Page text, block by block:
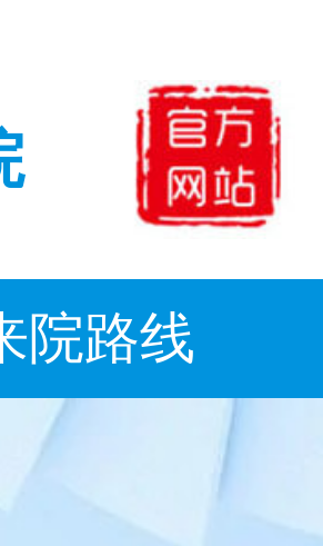
院路线